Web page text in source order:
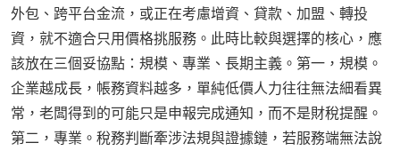
外包、跨平台金流，或正在考慮增資、貸款、加盟、轉投
資，就不適合只用價格挑服務。此時比較與選擇的核心，應
該放在三個妥協點：規模、專業、長期主義。第一，規模。
企業越成長，帳務資料越多，單純低價人力往往無法細看異
常，老闆得到的可能只是申報完成通知，而不是財稅提醒。
第二，專業。稅務判斷牽涉法規與證據鏈，若服務端無法說